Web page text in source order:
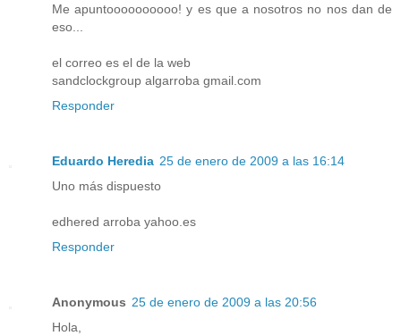
Me apuntoooooooooo! y es que a nosotros no nos dan de
eso...
el correo es el de la web
sandclockgroup algarroba gmail.com
Responder
Eduardo Heredia 25 de enero de 2009 a las 16:14
Uno más dispuesto
edhered arroba yahoo.es
Responder
Anonymous 25 de enero de 2009 a las 20:56
Hola,